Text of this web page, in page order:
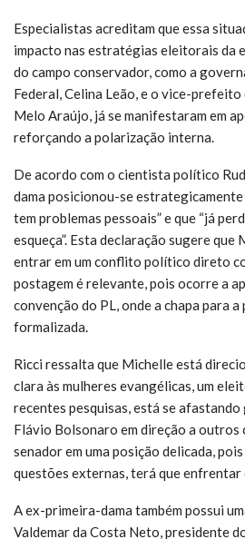
Especialistas acreditam que essa
impacto nas estratégias eleitorais da
do campo conservador, como a
Federal, Celina Leão, e o vice-prefeito
Melo Araújo, já se manifestaram em
reforçando a polarização interna.
De acordo com o cientista político
dama posicionou-se estrategicamente
tem problemas pessoais” e que “já
esqueça”. Esta declaração sugere
entrar em um conflito político direto
postagem é relevante, pois ocorre a
convenção do PL, onde a chapa para
formalizada.
Ricci ressalta que Michelle está
clara às mulheres evangélicas, um
recentes pesquisas, está se
Flávio Bolsonaro em direção a outros
senador em uma posição delicada,
questões externas, terá que enfrentar
A ex-primeira-dama também possui
Valdemar da Costa Neto, presidente